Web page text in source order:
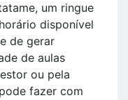
um ringue
disponível
de gerar
de aulas
ou pela
fazer com